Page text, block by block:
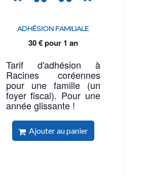
ADHÉSION FAMILIALE
30€pour 1 an
Tarif d'adhésion à
Racines coréennes
pour une famille (un
foyer fiscal). Pour une
année glissante !
Ajouter au panier